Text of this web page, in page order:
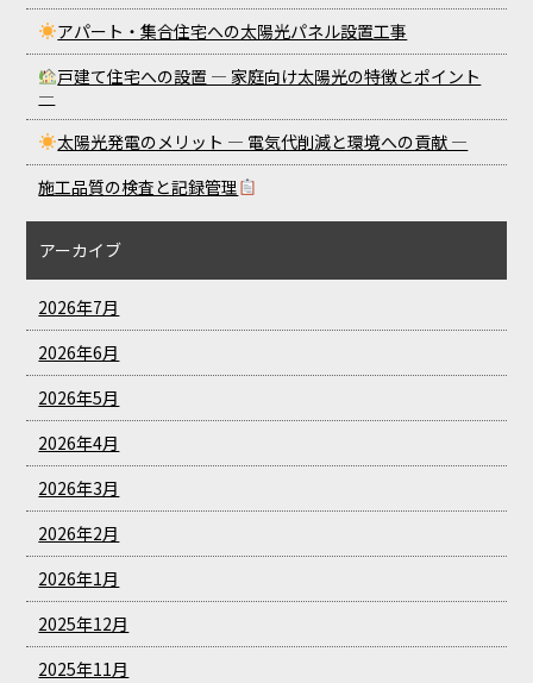
アパート・集合住宅への太陽光パネル設置工事
戸建て住宅への設置 ― 家庭向け太陽光の特徴とポイント
―
太陽光発電のメリット ― 電気代削減と環境への貢献 ―
施工品質の検査と記録管理
アーカイブ
2026年7月
2026年6月
2026年5月
2026年4月
2026年3月
2026年2月
2026年1月
2025年12月
2025年11月